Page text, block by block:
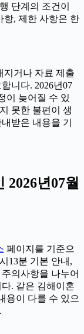
단계의 조건이
항, 제한 사항은 한
지거나 자료 제출
니다. 2026년07
이 늦어질 수 있
못한 불편이 생
받은 내용을 기
2026년07월
페이지를 기준으
13분 기본 안내,
의사항을 나누어
. 같은 김해이혼
용이 다를 수 있으